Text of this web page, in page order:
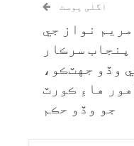
اگلی پوسٹ
مريم نواز جي
پنجاب سرڪار
وڏو جهٽڪو،
هاءِ ڪورٽ
جو وڏو حڪم